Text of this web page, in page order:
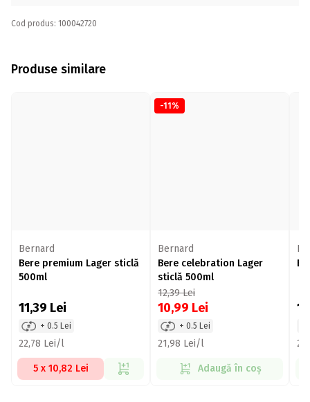
Cod produs: 100042720
Produse similare
Bernard
Bere premium Lager sticlă
500ml
11,39 Lei
+ 0.5 Lei
22,78 Lei/l
5 x 10,82 Lei
-11%
Bernard
Bere celebration Lager
sticlă 500ml
12,39Lei
10,99 Lei
+ 0.5 Lei
21,98 Lei/l
Adaugă în coș